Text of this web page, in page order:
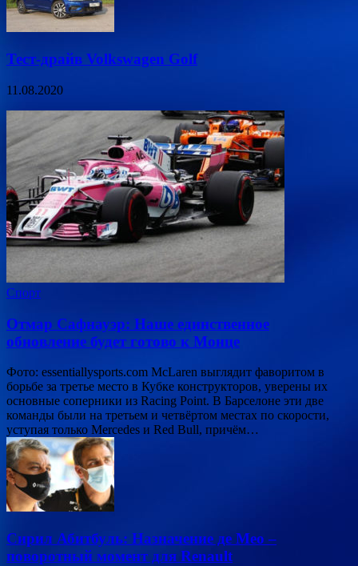
Тест-драйв Volkswagen Golf
11.08.2020
Спорт
Отмар Сафнауэр: Наше единственное
обновление будет готово к Монце
Фото: essentiallysports.com McLaren выглядит фаворитом в
борьбе за третье место в Кубке конструкторов, уверены их
основные соперники из Racing Point. В Барселоне эти две
команды были на третьем и четвёртом местах по скорости,
уступая только Mercedes и Red Bull, причём…
Сирил Абитбуль: Назначение де Мео –
поворотный момент для Renault